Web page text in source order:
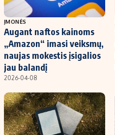
ĮMONĖS
Augant naftos kainoms
„Amazon“ imasi veiksmų,
naujas mokestis įsigalios
jau balandį
2026-04-08